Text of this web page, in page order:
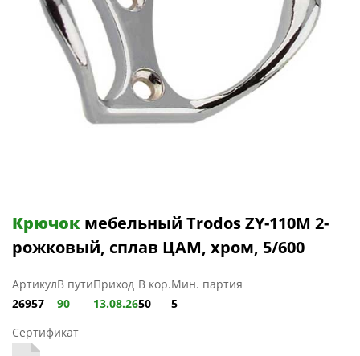
Крючок мебельный Trodos ZY-110М 2-
рожковый, сплав ЦАМ, хром, 5/600
Артикул
26957
В пути
90
Приход
13.08.26
В кор.
50
Мин. партия
5
Сертификат